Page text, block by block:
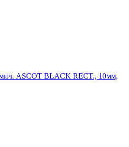
ASCOT BLACK RECT., 10мм,